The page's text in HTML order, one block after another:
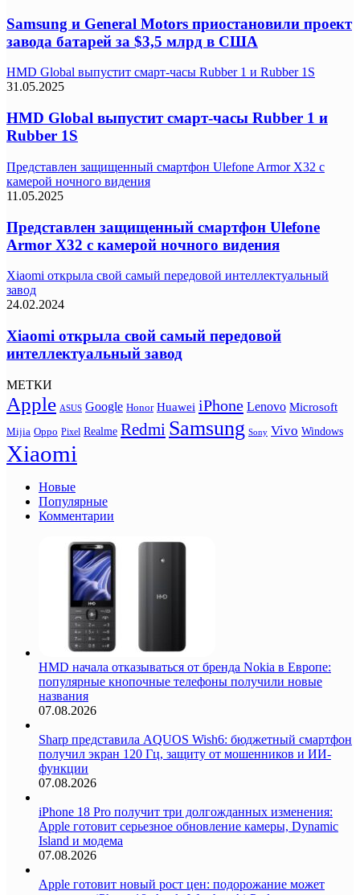
Samsung и General Motors приостановили проект
завода батарей за $3,5 млрд в США
HMD Global выпустит смарт-часы Rubber 1 и Rubber 1S
31.05.2025
HMD Global выпустит смарт-часы Rubber 1 и
Rubber 1S
Представлен защищенный смартфон Ulefone Armor X32 с
камерой ночного видения
11.05.2025
Представлен защищенный смартфон Ulefone
Armor X32 с камерой ночного видения
Xiaomi открыла свой самый передовой интеллектуальный
завод
24.02.2024
Xiaomi открыла свой самый передовой
интеллектуальный завод
МЕТКИ
Apple ASUS Google Honor Huawei iPhone Lenovo Microsoft
Mijia Oppo Pixel Realme Redmi Samsung Sony Vivo Windows
Xiaomi
Новые
Популярные
Комментарии
HMD начала отказываться от бренда Nokia в Европе:
популярные кнопочные телефоны получили новые
названия
07.08.2026
Sharp представила AQUOS Wish6: бюджетный смартфон
получил экран 120 Гц, защиту от мошенников и ИИ-
функции
07.08.2026
iPhone 18 Pro получит три долгожданных изменения:
Apple готовит серьезное обновление камеры, Dynamic
Island и модема
07.08.2026
Apple готовит новый рост цен: подорожание может